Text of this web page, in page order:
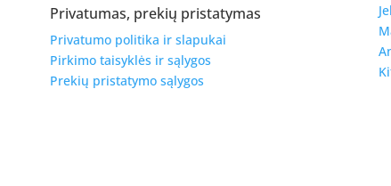
Privatumas, prekių pristatymas
Privatumo politika ir slapukai
Pirkimo taisyklės ir sąlygos
Prekių pristatymo sąlygos